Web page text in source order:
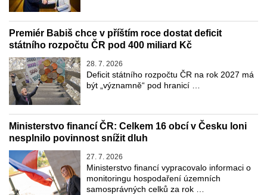
Premiér Babiš chce v příštím roce dostat deficit
státního rozpočtu ČR pod 400 miliard Kč
28. 7. 2026
Deficit státního rozpočtu ČR na rok 2027 má
být „významně“ pod hranicí …
Ministerstvo financí ČR: Celkem 16 obcí v Česku loni
nesplnilo povinnost snížit dluh
27. 7. 2026
Ministerstvo financí vypracovalo informaci o
monitoringu hospodaření územních
samosprávných celků za rok …